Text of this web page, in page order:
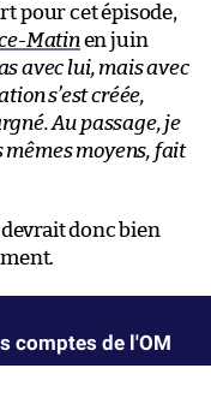
pour cet épisode,
Matinen juin
avec lui, mais avec
s’est créée,
Au passage, je
mêmes moyens, fait
donc bien
comptes de l'OM